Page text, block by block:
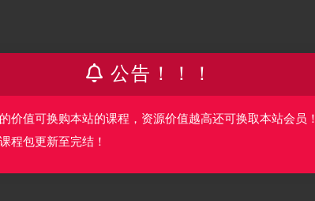
公告！！！
价值可换购本站的课程，资源价值越高还可换取本站会员！
程包更新至完结！